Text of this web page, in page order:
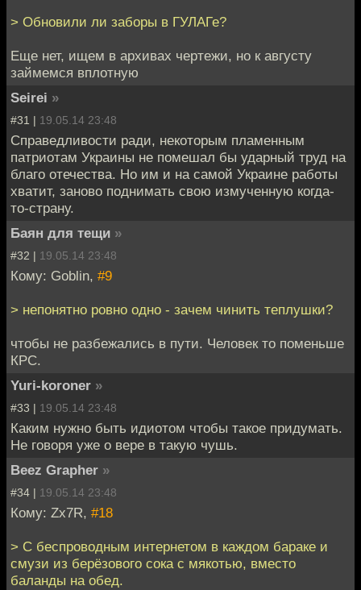
> Обновили ли заборы в ГУЛАГе?
Еще нет, ищем в архивах чертежи, но к августу
займемся вплотную
Seirei »
#31 | 19.05.14 23:48
Справедливости ради, некоторым пламенным
патриотам Украины не помешал бы ударный труд на
благо отечества. Но им и на самой Украине работы
хватит, заново поднимать свою измученную когда-
то-страну.
Баян для тещи »
#32 | 19.05.14 23:48
Кому: Goblin, #9
> непонятно ровно одно - зачем чинить теплушки?
чтобы не разбежались в пути. Человек то поменьше
КРС.
Yuri-koroner »
#33 | 19.05.14 23:48
Каким нужно быть идиотом чтобы такое придумать.
Не говоря уже о вере в такую чушь.
Beez Grapher »
#34 | 19.05.14 23:48
Кому: Zx7R, #18
> С беспроводным интернетом в каждом бараке и
смузи из берёзового сока с мякотью, вместо
баланды на обед.